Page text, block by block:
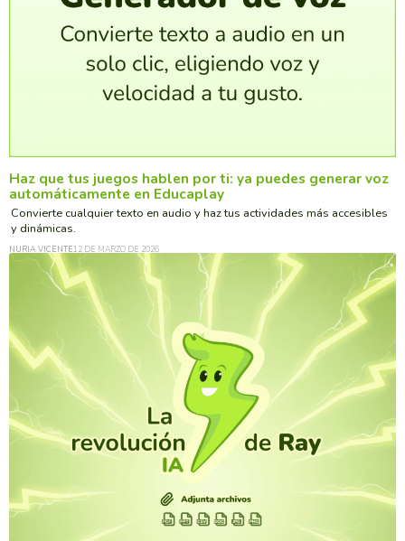
Haz que tus juegos hablen por ti: ya puedes generar voz
automáticamente en Educaplay
Convierte cualquier texto en audio y haz tus actividades más accesibles
y dinámicas.
NURIA VICENTE12 DE MARZO DE 2026